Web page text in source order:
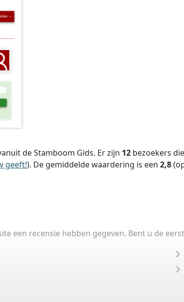
de Stamboom Gids. Er zijn 12 bezoekers
geeft!). De gemiddelde waardering is een 2,8
een recensie hebben gegeven. Bent u de